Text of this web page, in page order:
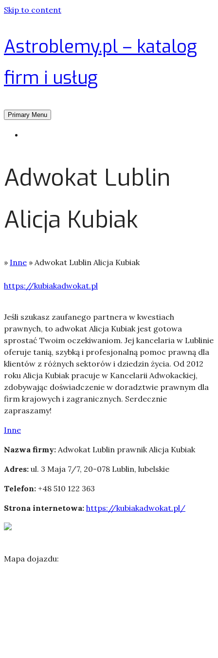
Skip to content
Astroblemy.pl – katalog
firm i usług
Primary Menu
Adwokat Lublin
Alicja Kubiak
» Inne » Adwokat Lublin Alicja Kubiak
https://kubiakadwokat.pl
Jeśli szukasz zaufanego partnera w kwestiach
prawnych, to adwokat Alicja Kubiak jest gotowa
sprostać Twoim oczekiwaniom. Jej kancelaria w Lublinie
oferuje tanią, szybką i profesjonalną pomoc prawną dla
klientów z różnych sektorów i dziedzin życia. Od 2012
roku Alicja Kubiak pracuje w Kancelarii Adwokackiej,
zdobywając doświadczenie w doradztwie prawnym dla
firm krajowych i zagranicznych. Serdecznie
zapraszamy!
Inne
Nazwa firmy: Adwokat Lublin prawnik Alicja Kubiak
Adres: ul. 3 Maja 7/7, 20-078 Lublin, lubelskie
Telefon: +48 510 122 363
Strona internetowa: https://kubiakadwokat.pl/
Mapa dojazdu: